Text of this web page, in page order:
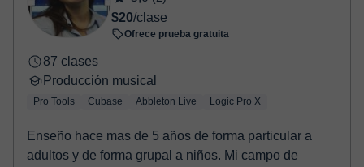
$20/clase
Ofrece prueba gratuita
87 clases
Producción musical
Pro Tools Cubase Abbleton Live Logic Pro X
Enseño hace mas de 5 años de forma particular a
adultos y de forma grupal a niños. Mi campo de